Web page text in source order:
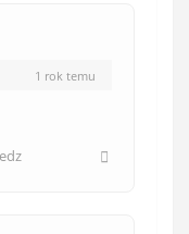
1 rok temu